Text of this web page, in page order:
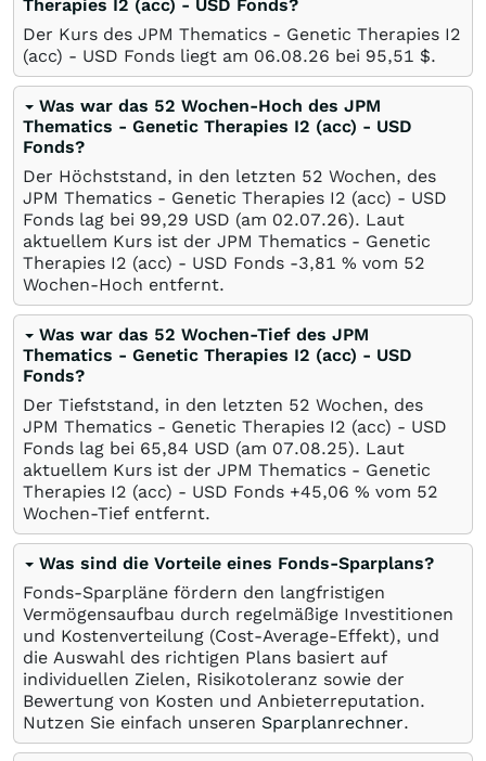
Therapies I2 (acc) - USD Fonds?
Der Kurs des JPM Thematics - Genetic Therapies I2
(acc) - USD Fonds liegt am 06.08.26 bei 95,51 $.
Was war das 52 Wochen-Hoch des JPM
Thematics - Genetic Therapies I2 (acc) - USD
Fonds?
Der Höchststand, in den letzten 52 Wochen, des
JPM Thematics - Genetic Therapies I2 (acc) - USD
Fonds lag bei 99,29 USD (am 02.07.26). Laut
aktuellem Kurs ist der JPM Thematics - Genetic
Therapies I2 (acc) - USD Fonds -3,81 % vom 52
Wochen-Hoch entfernt.
Was war das 52 Wochen-Tief des JPM
Thematics - Genetic Therapies I2 (acc) - USD
Fonds?
Der Tiefststand, in den letzten 52 Wochen, des
JPM Thematics - Genetic Therapies I2 (acc) - USD
Fonds lag bei 65,84 USD (am 07.08.25). Laut
aktuellem Kurs ist der JPM Thematics - Genetic
Therapies I2 (acc) - USD Fonds +45,06 % vom 52
Wochen-Tief entfernt.
Was sind die Vorteile eines Fonds-Sparplans?
Fonds-Sparpläne fördern den langfristigen
Vermögensaufbau durch regelmäßige Investitionen
und Kostenverteilung (Cost-Average-Effekt), und
die Auswahl des richtigen Plans basiert auf
individuellen Zielen, Risikotoleranz sowie der
Bewertung von Kosten und Anbieterreputation.
Nutzen Sie einfach unseren Sparplanrechner.